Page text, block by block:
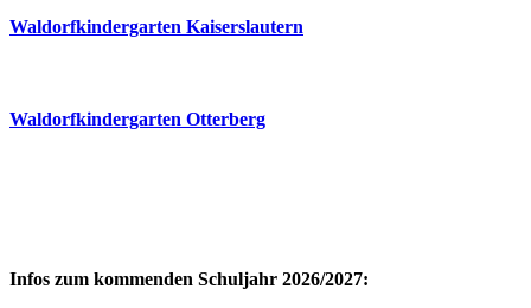
Waldorfkindergarten Kaiserslautern
Waldorfkindergarten Otterberg
Infos zum kommenden Schuljahr 2026/2027: